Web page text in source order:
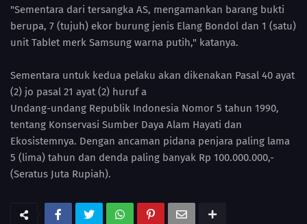
"Sementara dari tersangka AS, mengamankan barang bukti
berupa, 7 (tujuh) ekor burung jenis Elang Bondol dan 1 (satu)
unit Tablet merk Samsung warna putih," katanya.
Sementara untuk kedua pelaku akan dikenakan Pasal 40 ayat
(2) jo pasal 21 ayat (2) huruf a
Undang-undang Republik Indonesia Nomor 5 tahun 1990,
tentang Konservasi Sumber Daya Alam Hayati dan
Ekosistemnya. Dengan ancaman pidana penjara paling lama
5 (lima) tahun dan denda paling banyak Rp 100.000.000,-
(Seratus Juta Rupiah).